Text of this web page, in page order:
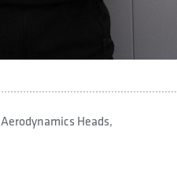
Aerodynamics Heads,